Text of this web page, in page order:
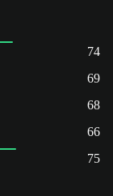
74
69
68
66
75